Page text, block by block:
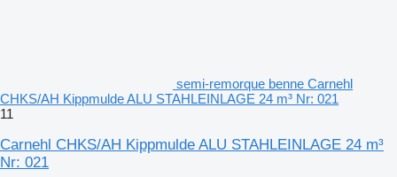
semi-remorque benne Carnehl
CHKS/AH Kippmulde ALU STAHLEINLAGE 24 m³ Nr: 021
11
Carnehl CHKS/AH Kippmulde ALU STAHLEINLAGE 24 m³
Nr: 021